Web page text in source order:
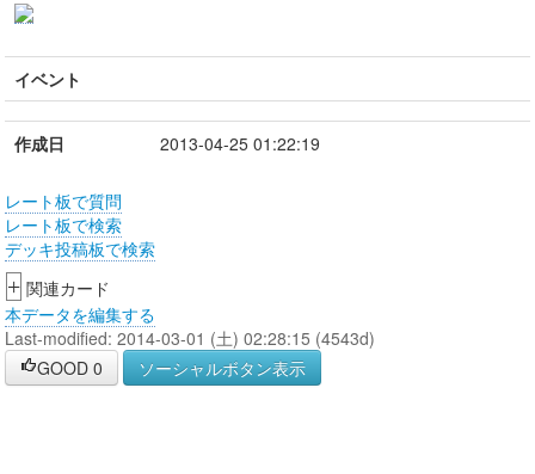
イベント
作成日 2013-04-25 01:22:19
レート板で質問
レート板で検索
デッキ投稿板で検索
+ 関連カード
本データを編集する
Last-modified: 2014-03-01 (土) 02:28:15 (4543d)
GOOD 0 ソーシャルボタン表示